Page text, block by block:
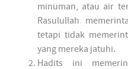
minuman, atau air
Rasulullah
tetapi tidak
yang mereka jatuhi.
Hadits ini